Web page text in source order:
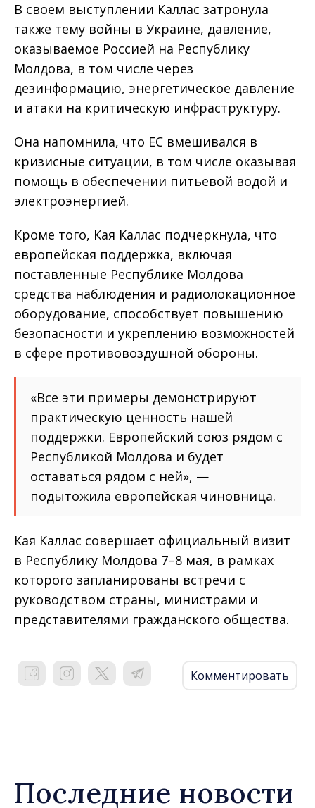
В своем выступлении Каллас затронула
также тему войны в Украине, давление,
оказываемое Россией на Республику
Молдова, в том числе через
дезинформацию, энергетическое давление
и атаки на критическую инфраструктуру.
Она напомнила, что ЕС вмешивался в
кризисные ситуации, в том числе оказывая
помощь в обеспечении питьевой водой и
электроэнергией.
Кроме того, Кая Каллас подчеркнула, что
европейская поддержка, включая
поставленные Республике Молдова
средства наблюдения и радиолокационное
оборудование, способствует повышению
безопасности и укреплению возможностей
в сфере противовоздушной обороны.
«Все эти примеры демонстрируют
практическую ценность нашей
поддержки. Европейский союз рядом с
Республикой Молдова и будет
оставаться рядом с ней», —
подытожила европейская чиновница.
Кая Каллас совершает официальный визит
в Республику Молдова 7–8 мая, в рамках
которого запланированы встречи с
руководством страны, министрами и
представителями гражданского общества.
Комментировать
Последние новости